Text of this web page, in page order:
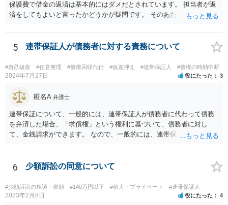
保護費で借金の返済は基本的にはダメだとされています。 担当者が返
済をしてもよいと言ったかどうかが疑問です。 そのあたりは、ネット
しい記事が出てきますので、一度見てみてもいいかもしれません。
5 連帯保証人が債務者に対する責務について
#自己破産 #任意整理 #債権回収代行 #仮差押え #連帯保証人 #債権の時効中断
2024年7月27日 役にたった 3
匿名A 弁護士
連帯保証について、一般的には、連帯保証人が債務者に代わって債務
を弁済した場合、「求償権」という権利に基づいて、債務者に対し
て、金銭請求ができます。 なので、一般的には、連帯保証人が代わり
者が連帯債務者に支払わなければならない、ということになります。
ご質問の構成の違いを確認されたい意図は分かりかねますが、結論と
と思います。
6 少額訴訟の同意について
#少額訴訟の相談・依頼 #140万円以下 #個人・プライベート #連帯保証人
2023年2月8日 役にたった 4